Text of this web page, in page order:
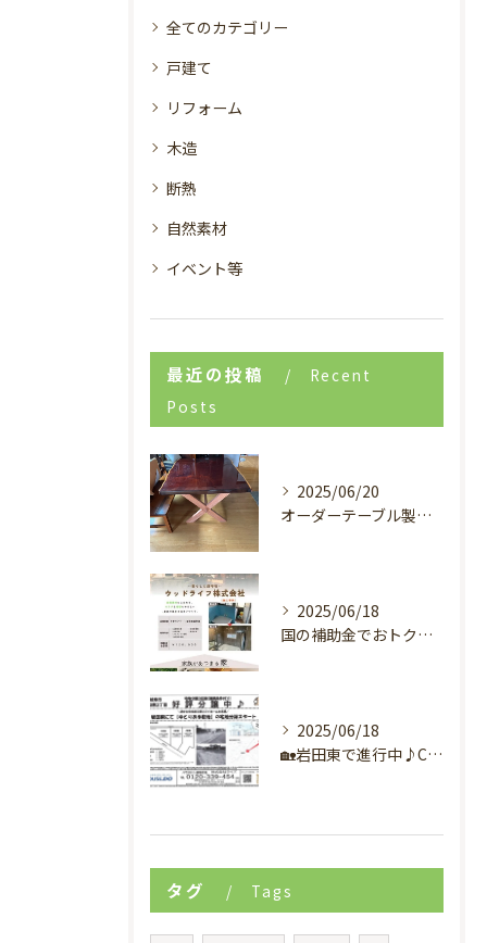
全てのカテゴリー
戸建て
リフォーム
木造
断熱
自然素材
イベント等
最近の投稿
Recent
Posts
2025/06/20
オーダーテーブル製作事例
2025/06/18
国の補助金でおトクにリフォーム✨自然素材で叶える、心地いい暮らし♪
2025/06/18
🏡岩田東で進行中♪C区画のおうちづくり、間取りイメージ完成しました！✨
タグ Tags